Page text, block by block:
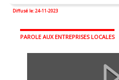
Diffusé le: 24-11-2023
PAROLE AUX ENTREPRISES LOCALES